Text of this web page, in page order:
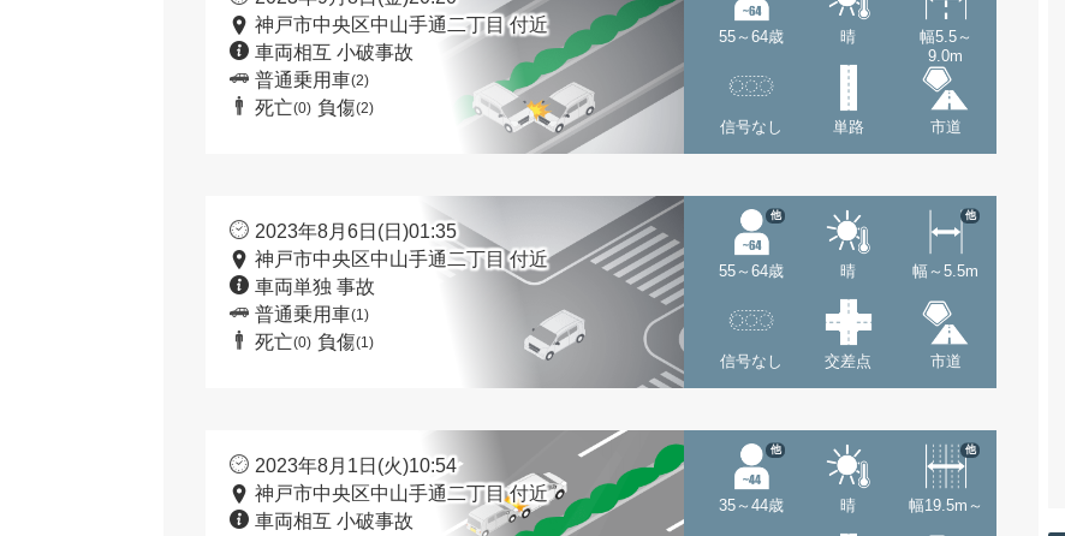
神戸市中央区中山手通二丁目 付近
車両相互 小破事故
普通乗用車(2)
死亡(0) 負傷(2)
55～64歳 晴
幅5.5～
9.0m
信号なし 単路 市道
2023年8月6日(日)01:35
神戸市中央区中山手通二丁目 付近
車両単独 事故
普通乗用車(1)
死亡(0) 負傷(1)
55～64歳
他
晴 幅～5.5m
他
信号なし 交差点 市道
2023年8月1日(火)10:54
神戸市中央区中山手通二丁目 付近
車両相互 小破事故
35～44歳
他
晴 幅19.5m～
他